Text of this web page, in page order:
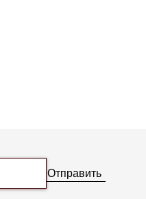
Отправить